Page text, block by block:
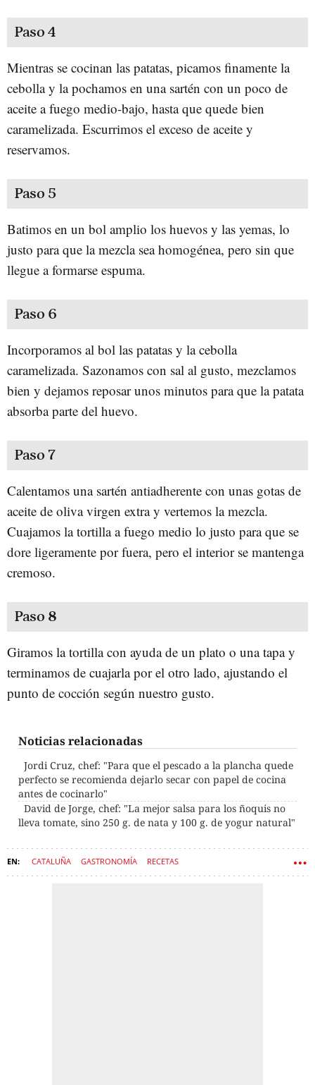
Paso 4
Mientras se cocinan las patatas, picamos finamente la
cebolla y la pochamos en una sartén con un poco de
aceite a fuego medio-bajo, hasta que quede bien
caramelizada. Escurrimos el exceso de aceite y
reservamos.
Paso 5
Batimos en un bol amplio los huevos y las yemas, lo
justo para que la mezcla sea homogénea, pero sin que
llegue a formarse espuma.
Paso 6
Incorporamos al bol las patatas y la cebolla
caramelizada. Sazonamos con sal al gusto, mezclamos
bien y dejamos reposar unos minutos para que la patata
absorba parte del huevo.
Paso 7
Calentamos una sartén antiadherente con unas gotas de
aceite de oliva virgen extra y vertemos la mezcla.
Cuajamos la tortilla a fuego medio lo justo para que se
dore ligeramente por fuera, pero el interior se mantenga
cremoso.
Paso 8
Giramos la tortilla con ayuda de un plato o una tapa y
terminamos de cuajarla por el otro lado, ajustando el
punto de cocción según nuestro gusto.
Noticias relacionadas
Jordi Cruz, chef: "Para que el pescado a la plancha quede
perfecto se recomienda dejarlo secar con papel de cocina
antes de cocinarlo"
David de Jorge, chef: "La mejor salsa para los ñoquis no
lleva tomate, sino 250 g. de nata y 100 g. de yogur natural"
CATALUÑA GASTRONOMÍA RECETAS